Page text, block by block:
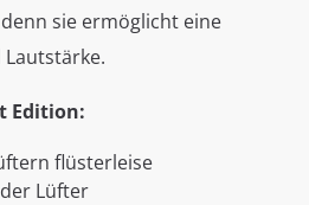
sie ermöglicht eine
Edition:
flüsterleise
Lüfter